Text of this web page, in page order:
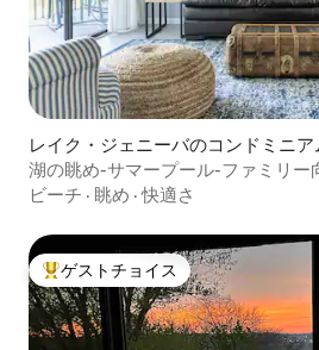
レイク・ジェニーバのコンドミニア
湖の眺め-サマープール-ファミリー
ビーチ · 眺め ·快適さ
大好評のゲストチョイスです。
ゲストチョイス